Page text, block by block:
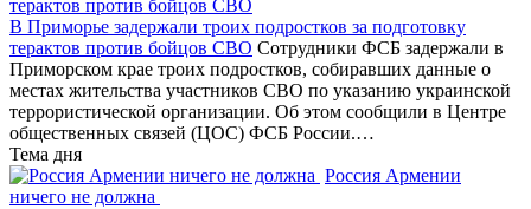
В Приморье задержали троих подростков за подготовку
терактов против бойцов СВО Сотрудники ФСБ задержали в
Приморском крае троих подростков, собиравших данные о
местах жительства участников СВО по указанию украинской
террористической организации. Об этом сообщили в Центре
общественных связей (ЦОС) ФСБ России.…
Тема дня
Россия Армении
ничего не должна